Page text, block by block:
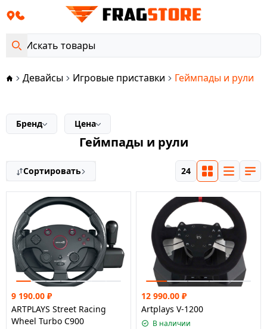
Девайсы Игровые приставки Геймпады и рули
Бренд Цена
Геймпады и рули
Сортировать 24
9 190.00 ₽
ARTPLAYS Street Racing
Wheel Turbo C900
12 990.00 ₽
Artplays V-1200
В наличии